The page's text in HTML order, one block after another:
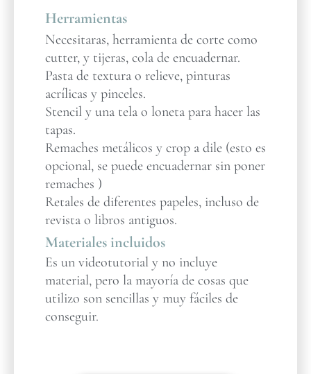
Herramientas
Necesitaras, herramienta de corte como
cutter, y tijeras, cola de encuadernar.
Pasta de textura o relieve, pinturas
acrílicas y pinceles.
Stencil y una tela o loneta para hacer las
tapas.
Remaches metálicos y crop a dile (esto es
opcional, se puede encuadernar sin poner
remaches )
Retales de diferentes papeles, incluso de
revista o libros antiguos.
Materiales incluidos
Es un videotutorial y no incluye
material, pero la mayoría de cosas que
utilizo son sencillas y muy fáciles de
conseguir.